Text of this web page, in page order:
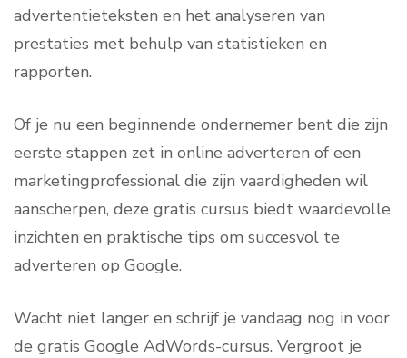
advertentieteksten en het analyseren van
prestaties met behulp van statistieken en
rapporten.
Of je nu een beginnende ondernemer bent die zijn
eerste stappen zet in online adverteren of een
marketingprofessional die zijn vaardigheden wil
aanscherpen, deze gratis cursus biedt waardevolle
inzichten en praktische tips om succesvol te
adverteren op Google.
Wacht niet langer en schrijf je vandaag nog in voor
de gratis Google AdWords-cursus. Vergroot je